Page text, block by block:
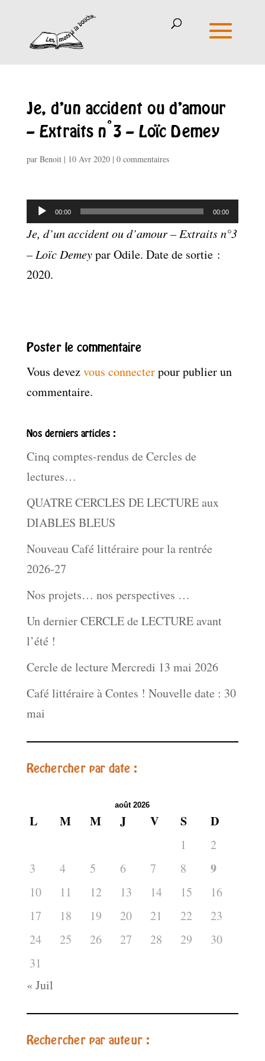
Je, d’un accident ou d’amour
– Extraits n°3 – Loïc Demey
par Benoit| 10 Avr 2020| 0 commentaires
Lecteur
audio
00:00 00:00
Je, d’un accident ou d’amour – Extraits n°3
– Loïc Demeypar Odile. Date de sortie :
2020.
Poster le commentaire
Vous devezvous connecterpour publier un
commentaire.
Nos derniers articles :
Cinq comptes-rendus de Cercles de
lectures…
QUATRE CERCLES DE LECTURE aux
DIABLES BLEUS
Nouveau Café littéraire pour la rentrée
2026-27
Nos projets… nos perspectives …
Un dernier CERCLE de LECTURE avant
l’été !
Cercle de lecture Mercredi 13 mai 2026
Café littéraire à Contes ! Nouvelle date : 30
mai
Rechercher par date :
août 2026
L M M J V S D
1
2
3
4 5 6 7 8 9
10 11 12 13 14 15
16
17
18 19 20 21 22
23
24
25 26 27 28 29
30
31
« Juil
Rechercher par auteur :